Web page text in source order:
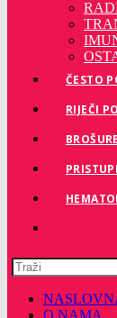
ČESTO
RIJEČI
BROŠURE
Pretražite
ovu
web
stranicuO NAMA